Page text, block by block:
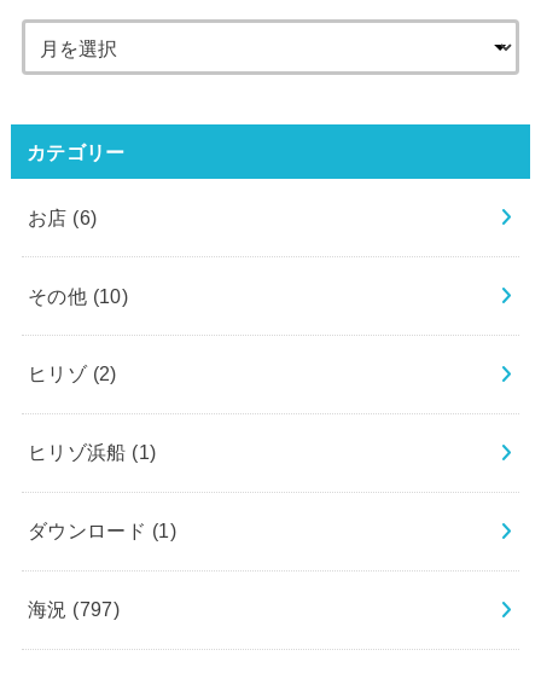
カテゴリー
お店 (6)
その他 (10)
ヒリゾ (2)
ヒリゾ浜船 (1)
ダウンロード (1)
海況 (797)